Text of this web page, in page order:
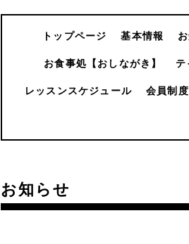
トップページ 基本情報
お食事処【おしながき】 テ
レッスンスケジュール 会員制度
お知らせ